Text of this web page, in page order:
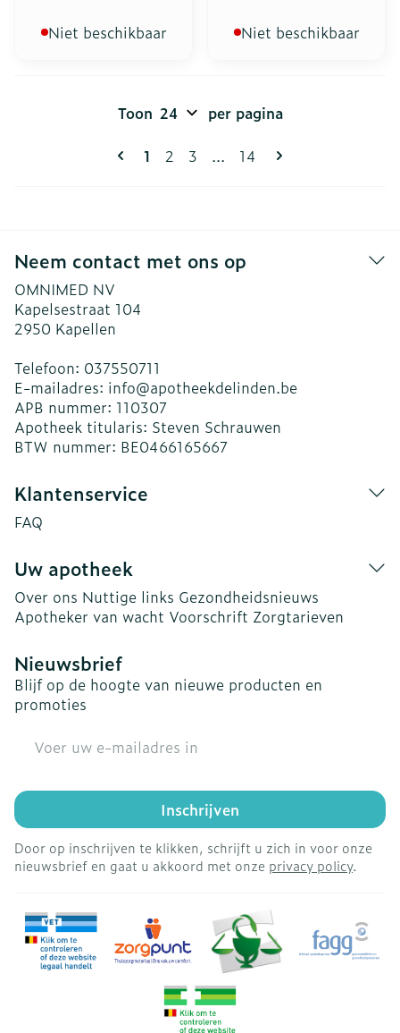
Niet beschikbaar Niet beschikbaar
Pagina's
U lees momenteel pagina
1 Pagina
2 Pagina
3 ... Pagina
14
Toon per pagina
Neem contact met ons op
OMNIMED NV
Kapelsestraat 104
2950 Kapellen
Telefoon: 037550711
E-mailadres: info@apotheekdelinden.be
APB nummer: 110307
Apotheek titularis: Steven Schrauwen
BTW nummer: BE0466165667
Klantenservice
FAQ
Uw apotheek
Over ons Nuttige links Gezondheidsnieuws
Apotheker van wacht Voorschrift Zorgtarieven
Nieuwsbrief
Blijf op de hoogte van nieuwe producten en
promoties
Inschrijven
Door op inschrijven te klikken, schrijft u zich in voor onze
nieuwsbrief en gaat u akkoord met onze privacy policy.